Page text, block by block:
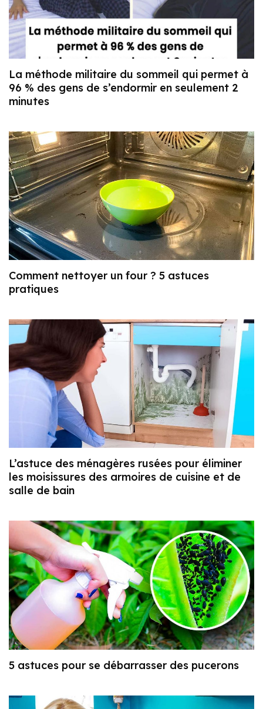
La méthode militaire du sommeil qui permet à
96 % des gens de s’endormir en seulement 2
minutes
Comment nettoyer un four ? 5 astuces
pratiques
L’astuce des ménagères rusées pour éliminer
les moisissures des armoires de cuisine et de
salle de bain
5 astuces pour se débarrasser des pucerons